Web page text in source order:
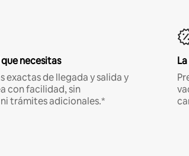
necesitas
exactas de llegada y salida y
con facilidad, sin
trámites adicionales.*